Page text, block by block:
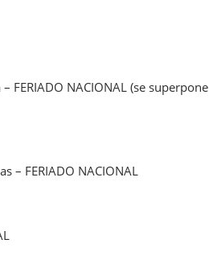
FERIADO NACIONAL (se superpone
– FERIADO NACIONAL